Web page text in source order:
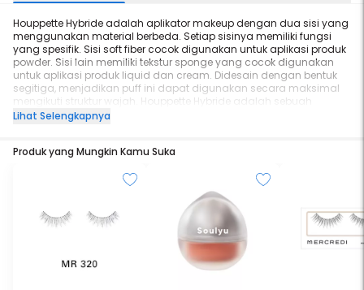
Houppette Hybride adalah aplikator makeup dengan dua sisi yang
menggunakan material berbeda. Setiap sisinya memiliki fungsi
yang spesifik. Sisi soft fiber cocok digunakan untuk aplikasi produk
powder. Sisi lain memiliki tekstur sponge yang cocok digunakan
untuk aplikasi produk liquid dan cream. Didesain dengan bentuk
segitiga, menjadikan puff ini dapat digunakan secara maksimal
mengikuti struktur wajah. Houppette Hybride adalah sebuah
makeup tool versatile dan multifungsi.
Lihat Selengkapnya
Produk yang Mungkin Kamu Suka